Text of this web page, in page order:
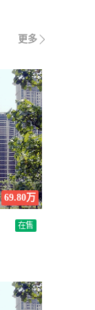
更多
69.80万
在售